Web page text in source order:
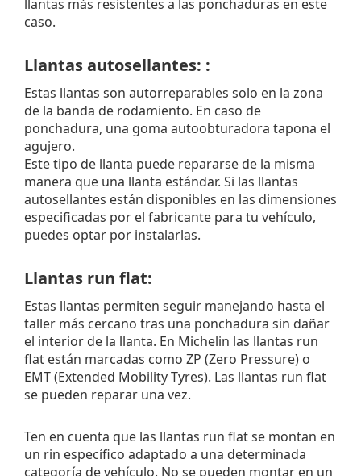
llantas más resistentes a las ponchaduras en este
caso.
Llantas autosellantes: :
Estas llantas son autorreparables solo en la zona
de la banda de rodamiento. En caso de
ponchadura, una goma autoobturadora tapona el
agujero.
Este tipo de llanta puede repararse de la misma
manera que una llanta estándar. Si las llantas
autosellantes están disponibles en las dimensiones
especificadas por el fabricante para tu vehículo,
puedes optar por instalarlas.
Llantas run flat:
Estas llantas permiten seguir manejando hasta el
taller más cercano tras una ponchadura sin dañar
el interior de la llanta. En Michelin las llantas run
flat están marcadas como ZP (Zero Pressure) o
EMT (Extended Mobility Tyres). Las llantas run flat
se pueden reparar una vez.
Ten en cuenta que las llantas run flat se montan en
un rin específico adaptado a una determinada
categoría de vehículo. No se pueden montar en un